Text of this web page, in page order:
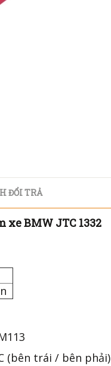
ĐỔI TRẢ
BMW JTC 1332
(bên trái / bên phải)